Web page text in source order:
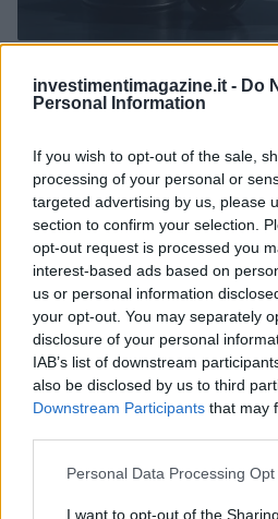
investimentimagazine.it - Do
Personal Information
If you wish to opt-out of the sale,
processing of your personal or
targeted advertising by us, please
section to confirm your selection.
opt-out request is processed you
interest-based ads based on
us or personal information
your opt-out. You may separately
disclosure of your personal
IAB’s list of downstream
also be disclosed by us to third
Downstream Participants that may
Please note that this website/app
not limited to your visit or usage
Personal Data Processing
I want to opt-out of the
Petrolio in calo, Brent a 88.9 USD
Andrea Innocenti · 7 Ago 2026
Petrolio in calo: Brent a 88.9